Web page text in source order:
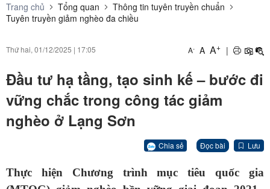
Trang chủ Tổng quan
Thông tin tuyên truyền chuẩn
Tuyên truyền giảm nghèo đa chiều
Thứ hai, 01/12/2025 | 17:05 A- A A+ |
Đầu tư hạ tầng, tạo sinh kế – bước đi
vững chắc trong công tác giảm
nghèo ở Lạng Sơn
Chia sẻ Đọc bài Lưu
Thực hiện Chương trình mục tiêu quốc gia